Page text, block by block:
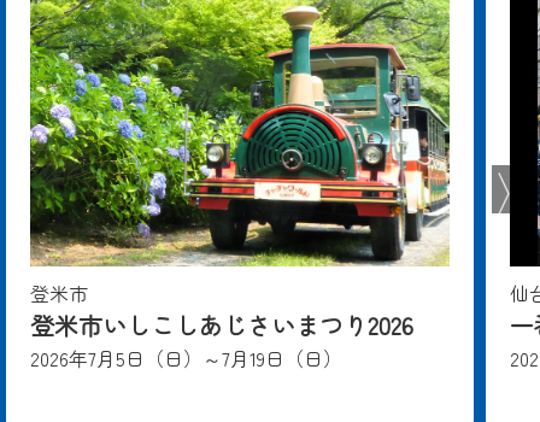
登米市
登米市いしこしあじさいまつり2026
2026年7月5日（日）～7月19日（日）
仙